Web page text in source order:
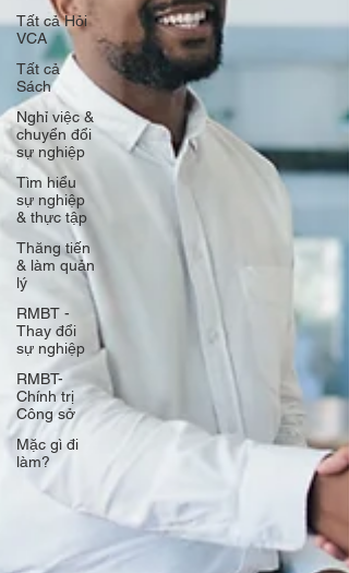
Tất cả Hỏi
VCA
Tất cả
Sách
Nghỉ việc &
chuyển đổi
sự nghiệp
Tìm hiểu
sự nghiệp
& thực tập
Thăng tiến
& làm quản
lý
RMBT -
Thay đổi
sự nghiệp
RMBT-
Chính trị
Công sở
Mặc gì đi
làm?